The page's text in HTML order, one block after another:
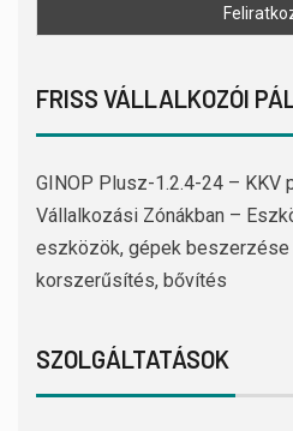
FRISS VÁLLALKOZÓI
GINOP Plusz-1.2.4-24 – KKV
Vállalkozási Zónákban –
eszközök, gépek beszerzése
korszerűsítés, bővítés
SZOLGÁLTATÁSOK